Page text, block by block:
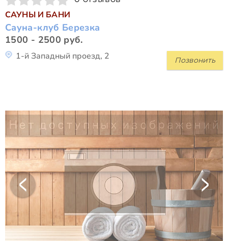
САУНЫ И БАНИ
Сауна-клуб Березка
1500 - 2500 руб.
Позвонить
1-й Западный проезд, 2